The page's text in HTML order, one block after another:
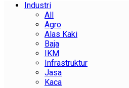
Industri
All
Agro
Alas Kaki
Baja
IKM
Infrastruktur
Jasa
Kaca